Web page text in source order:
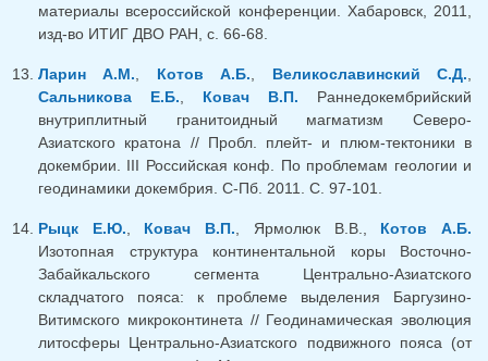
материалы всероссийской конференции. Хабаровск, 2011,
изд-во ИТИГ ДВО РАН, с. 66-68.
Ларин А.М. Котов А.Б. Великославинский С.Д.
Сальникова Е.Б.
Ковач В.П. Раннедокембрийский
внутриплитный гранитоидный магматизм Северо-
Азиатского кратона // Пробл. плейт- и плюм-тектоники в
докембрии. III Российская конф. По проблемам геологии и
геодинамики докембрия. С-Пб. 2011. С. 97-101.
Рыцк Е.Ю. Ковач В.П. , Ярмолюк В.В., Котов А.Б.
Изотопная структура континентальной коры Восточно-
Забайкальского сегмента Центрально-Азиатского
складчатого пояса: к проблеме выделения Баргузино-
Витимского микроконтинета // Геодинамическая эволюция
литосферы Центрально-Азиатского подвижного пояса (от